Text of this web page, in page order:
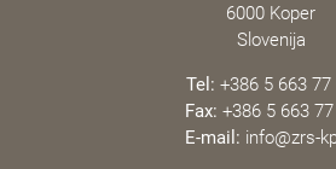
6000 Koper
Slovenija
Tel: +386 5 663 77
Fax: +386 5 663
E-mail: info@zrs-